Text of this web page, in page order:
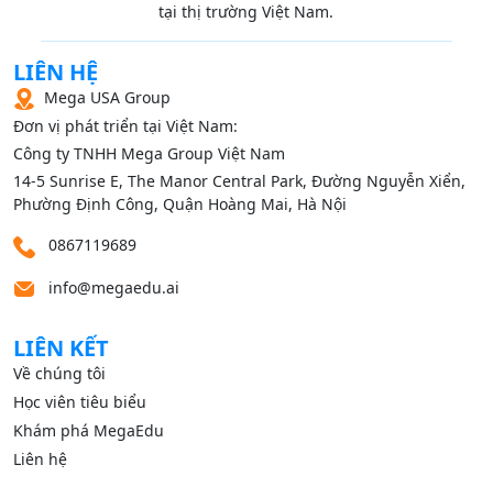
tại thị trường Việt Nam.
LIÊN HỆ
Mega USA Group
Đơn vị phát triển tại Việt Nam:
Công ty TNHH Mega Group Việt Nam
14‑5 Sunrise E, The Manor Central Park, Đường Nguyễn Xiển,
Phường Định Công, Quận Hoàng Mai, Hà Nội
0867119689
info@megaedu.ai
LIÊN KẾT
Về chúng tôi
Học viên tiêu biểu
Khám phá MegaEdu
Liên hệ